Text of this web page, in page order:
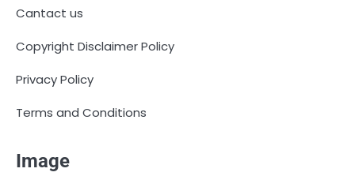
Cantact us
Copyright Disclaimer Policy
Privacy Policy
Terms and Conditions
Image